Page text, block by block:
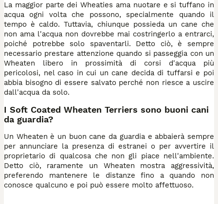
La maggior parte dei Wheaties ama nuotare e si tuffano in
acqua ogni volta che possono, specialmente quando il
tempo è caldo. Tuttavia, chiunque possieda un cane che
non ama l'acqua non dovrebbe mai costringerlo a entrarci,
poiché potrebbe solo spaventarli. Detto ciò, è sempre
necessario prestare attenzione quando si passeggia con un
Wheaten libero in prossimità di corsi d'acqua più
pericolosi, nel caso in cui un cane decida di tuffarsi e poi
abbia bisogno di essere salvato perché non riesce a uscire
dall'acqua da solo.
I Soft Coated Wheaten Terriers sono buoni cani
da guardia?
Un Wheaten è un buon cane da guardia e abbaierà sempre
per annunciare la presenza di estranei o per avvertire il
proprietario di qualcosa che non gli piace nell'ambiente.
Detto ciò, raramente un Wheaten mostra aggressività,
preferendo mantenere le distanze fino a quando non
conosce qualcuno e poi può essere molto affettuoso.